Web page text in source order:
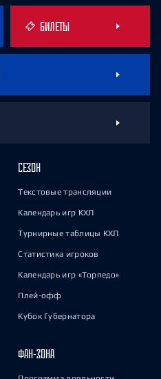
БИЛЕТЫ
СЕЗОН
Текстовые трансляции
Календарь игр КХЛ
Турнирные таблицы КХЛ
Статистика игроков
Календарь игр «Торпедо»
Плей-офф
Кубок Губернатора
ФАН-ЗОНА